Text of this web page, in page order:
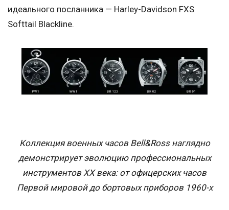
идеального посланника — Harley-Davidson FXS
Softtail Blackline.
Коллекция военных часов Bell&Ross наглядно
демонстрирует эволюцию профессиональных
инструментов ХХ века: от офицерских часов
Первой мировой до бортовых приборов 1960-х